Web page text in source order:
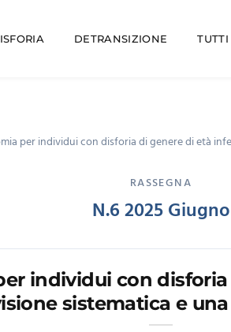
DETRANSIZIONE
per individui con disforia di genere di età
RASSEGNA
N.6 2025 Giugno
individui con
sistematica e